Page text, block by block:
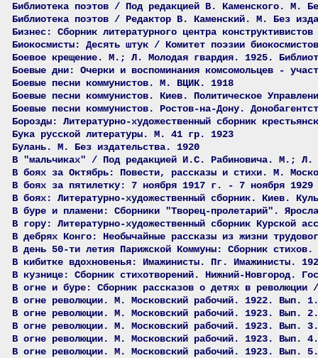
Библиотека поэтов / Под редакцией В. Каменского. М.
Библиотека поэтов / Редактор В. Каменский. М. Без
Бизнес: Сборник литературного центра
Биокосмисты: Десять штук / Комитет поэзии
Боевое крещение. М.; Л. Молодая гвардия. 1925.
Боевые дни: Очерки и воспоминания комсомольцев -
Боевые песни коммунистов. М. ВЦИК. 1918
Боевые песни коммунистов. Киев. Политическое
Боевые песни коммунистов. Ростов-на-Дону.
Борозды: Литературно-художественный сборник
Бука русской литературы. М. 41 гр. 1923
Булань. М. Без издательства. 1920
В "мальчиках" / Под редакцией И.С. Рабиновича. М.; Л.
В боях за Октябрь: Повести, рассказы и стихи. М.
В боях за пятилетку: 7 ноября 1917 г. - 7 ноября
В боях: Литературно-художественный сборник. Киев.
В буре и пламени: Сборники "Творец-пролетарий".
В гору: Литературно-художественный сборник Курской
В дебрях Конго: Необычайные рассказы из жизни
В день 50-ти летия Парижской Коммуны: Сборник стихов.
В кибитке вдохновенья: Имажинисты. Пг. Имажинисты.
В кузнице: Сборник стихотворений. Нижний-Новгород.
В огне и буре: Сборник рассказов о детях в
В огне революции. М. Московский рабочий. 1922. Вып.
В огне революции. М. Московский рабочий. 1923. Вып.
В огне революции. М. Московский рабочий. 1923. Вып.
В огне революции. М. Московский рабочий. 1923. Вып.
В огне революции. М. Московский рабочий. 1923. Вып.